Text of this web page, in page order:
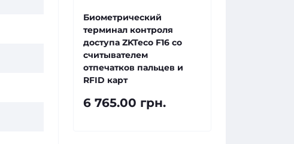
Биометрический
терминал контроля
доступа ZKTeco F16 со
считывателем
отпечатков пальцев и
RFID карт
6 765.00 грн.